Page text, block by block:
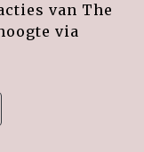
van The
via